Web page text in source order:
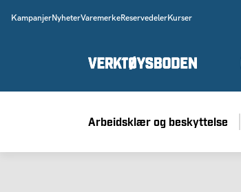
KampanjerNyheterVaremerkeReservedelerKurser
Arbeidsklær og beskyttelse